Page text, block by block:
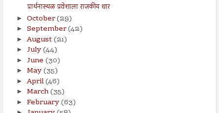
प्रार्थनास्थळ प्रवेशाला राजकीय धार
► October(29)
► September(42)
► August(21)
► July(44)
► June (30)
► May(35)
► April(46)
► March(35)
► February(63)